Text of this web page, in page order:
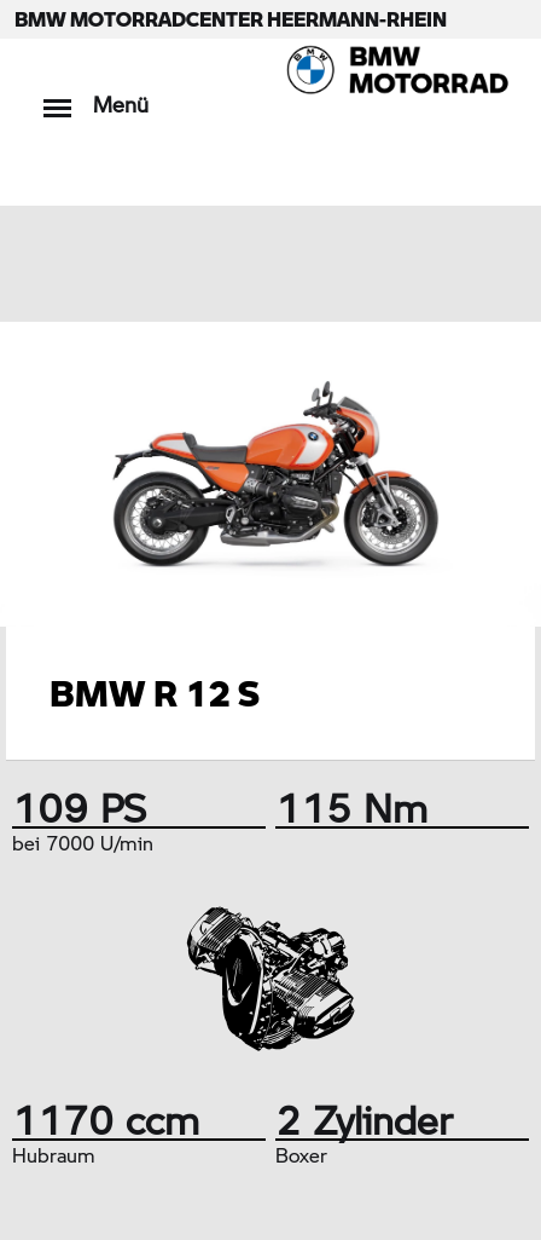
BMW MOTORRADCENTER HEERMANN-RHEIN
Menü
BMW R 12 S
109 PS
bei 7000 U/min
115 Nm
1170 ccm
Hubraum
2 Zylinder
Boxer